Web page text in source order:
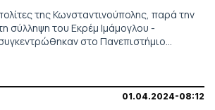
της Κωνσταντινούπολης, παρά την
σύλληψη του Εκρέμ Ιμάμογλου -
στο Πανεπιστήμιο
της δημοκρατίας
01.04.2024-08:12